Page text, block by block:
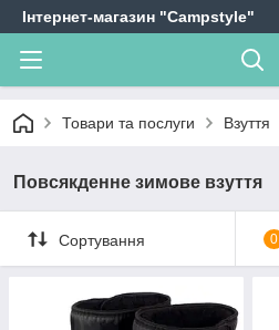
Інтернет-магазин "Campstyle"
Товари та послуги Взуття
Повсякденне зимове взуття
Сортування 0